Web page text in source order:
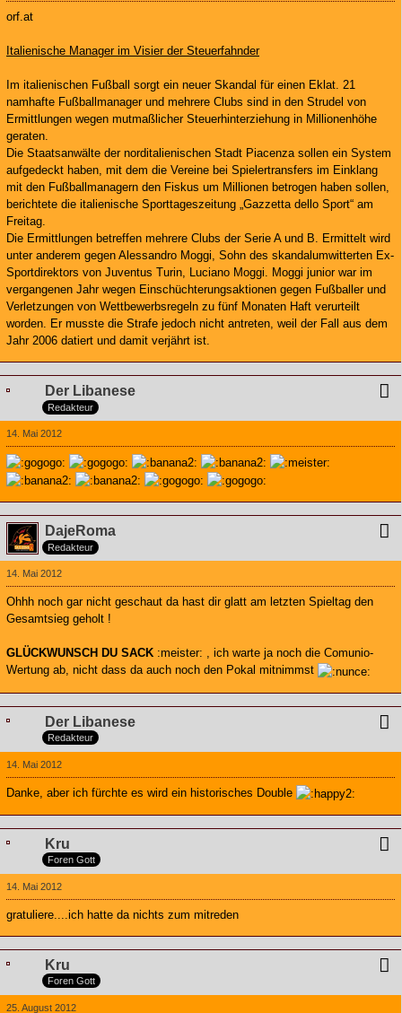
orf.at
Italienische Manager im Visier der Steuerfahnder
Im italienischen Fußball sorgt ein neuer Skandal für einen Eklat. 21
namhafte Fußballmanager und mehrere Clubs sind in den Strudel von
Ermittlungen wegen mutmaßlicher Steuerhinterziehung in Millionenhöhe
geraten.
Die Staatsanwälte der norditalienischen Stadt Piacenza sollen ein System
aufgedeckt haben, mit dem die Vereine bei Spielertransfers im Einklang
mit den Fußballmanagern den Fiskus um Millionen betrogen haben sollen,
berichtete die italienische Sporttageszeitung „Gazzetta dello Sport“ am
Freitag.
Die Ermittlungen betreffen mehrere Clubs der Serie A und B. Ermittelt wird
unter anderem gegen Alessandro Moggi, Sohn des skandalumwitterten Ex-
Sportdirektors von Juventus Turin, Luciano Moggi. Moggi junior war im
vergangenen Jahr wegen Einschüchterungsaktionen gegen Fußballer und
Verletzungen von Wettbewerbsregeln zu fünf Monaten Haft verurteilt
worden. Er musste die Strafe jedoch nicht antreten, weil der Fall aus dem
Jahr 2006 datiert und damit verjährt ist.
Der Libanese
Redakteur
14. Mai 2012
DajeRoma
Redakteur
14. Mai 2012
Ohhh noch gar nicht geschaut da hast dir glatt am letzten Spieltag den
Gesamtsieg geholt !
GLÜCKWUNSCH DU SACK :meister: , ich warte ja noch die Comunio-
Wertung ab, nicht dass da auch noch den Pokal mitnimmst
Der Libanese
Redakteur
14. Mai 2012
Danke, aber ich fürchte es wird ein historisches Double
Kru
Foren Gott
14. Mai 2012
gratuliere....ich hatte da nichts zum mitreden
Kru
Foren Gott
25. August 2012